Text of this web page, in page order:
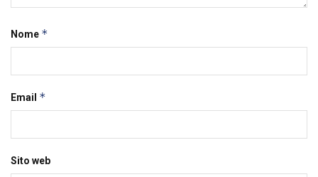
Nome *
Email *
Sito web